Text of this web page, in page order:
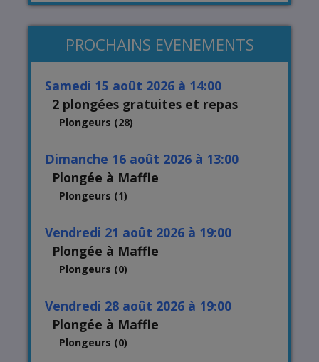
PROCHAINS EVENEMENTS
samedi 15 août 2026 à 14:00
2 plongées gratuites et repas
Plongeurs (28)
dimanche 16 août 2026 à 13:00
Plongée à Maffle
Plongeurs (1)
vendredi 21 août 2026 à 19:00
Plongée à Maffle
Plongeurs (0)
vendredi 28 août 2026 à 19:00
Plongée à Maffle
Plongeurs (0)